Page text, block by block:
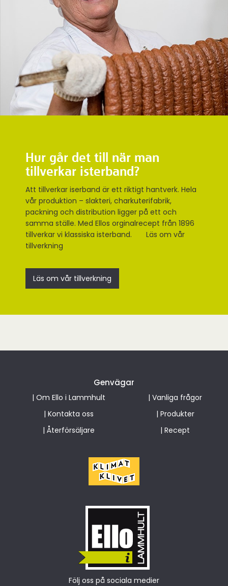
Hur går det till när man
tillverkar isterband?
Att tillverkar iserband är ett riktigt hantverk. Hela
vår produktion – slakteri, charkuterifabrik,
packning och distribution ligger på ett och
samma ställe. Med Ellos orginalrecept från 1896
tillverkar vi klassiska isterband. Läs om vår
tillverkning
Läs om vår tillverkning
Genvägar
| Om Ello i Lammhult | Vanliga frågor
| Kontakta oss | Produkter
| Återförsäljare | Recept
Följ oss på sociala medier